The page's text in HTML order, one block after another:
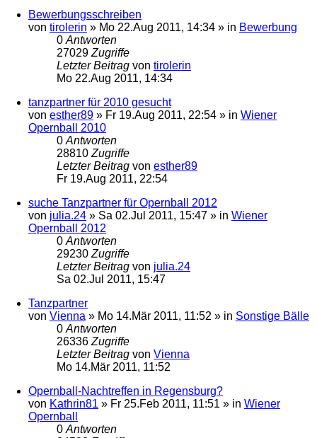
Bewerbungsschreiben
von tirolerin » Mo 22.Aug 2011, 14:34 » in Bewerbung
0 Antworten
27029 Zugriffe
Letzter Beitrag von tirolerin
Mo 22.Aug 2011, 14:34
tanzpartner für 2010 gesucht
von esther89 » Fr 19.Aug 2011, 22:54 » in Wiener
Opernball 2010
0 Antworten
28810 Zugriffe
Letzter Beitrag von esther89
Fr 19.Aug 2011, 22:54
suche Tanzpartner für Opernball 2012
von julia.24 » Sa 02.Jul 2011, 15:47 » in Wiener
Opernball 2012
0 Antworten
29230 Zugriffe
Letzter Beitrag von julia.24
Sa 02.Jul 2011, 15:47
Tanzpartner
von Vienna » Mo 14.Mär 2011, 11:52 » in Sonstige Bälle
0 Antworten
26336 Zugriffe
Letzter Beitrag von Vienna
Mo 14.Mär 2011, 11:52
Opernball-Nachtreffen in Regensburg?
von Kathrin81 » Fr 25.Feb 2011, 11:51 » in Wiener
Opernball
0 Antworten